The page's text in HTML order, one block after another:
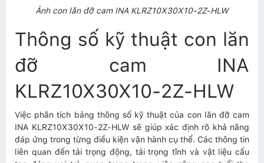
Ảnh con lăn đỡ cam INA KLRZ10X30X10-2Z-HLW
Thông số kỹ thuật con lăn
đỡ cam INA
KLRZ10X30X10-2Z-HLW
Việc phân tích bảng thông số kỹ thuật của con lăn đỡ cam
INA KLRZ10X30X10-2Z-HLW sẽ giúp xác định rõ khả năng
đáp ứng trong từng điều kiện vận hành cụ thể. Các thông tin
liên quan đến tải trọng động, tải trọng tĩnh và vật liệu cấu